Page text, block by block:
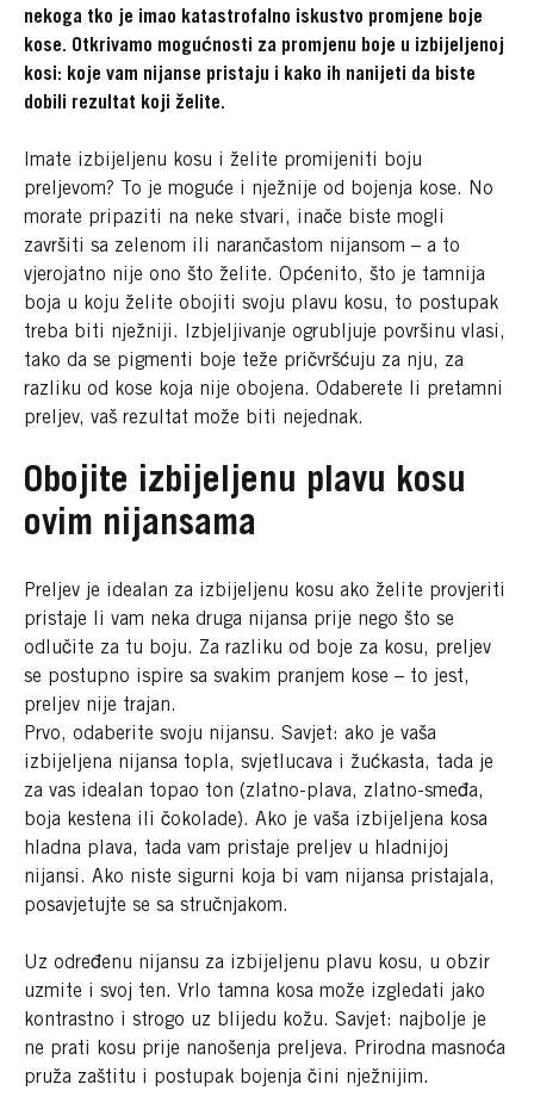
nekoga tko je imao katastrofalno iskustvo promjene boje
kose. Otkrivamo mogućnosti za promjenu boje u izbijeljenoj
kosi: koje vam nijanse pristaju i kako ih nanijeti da biste
dobili rezultat koji želite.
Imate izbijeljenu kosu i želite promijeniti boju
preljevom? To je moguće i nježnije od bojenja kose. No
morate pripaziti na neke stvari, inače biste mogli
završiti sa zelenom ili narančastom nijansom – a to
vjerojatno nije ono što želite. Općenito, što je tamnija
boja u koju želite obojiti svoju plavu kosu, to postupak
treba biti nježniji. Izbjeljivanje ogrubljuje površinu vlasi,
tako da se pigmenti boje teže pričvršćuju za nju, za
razliku od kose koja nije obojena. Odaberete li pretamni
preljev, vaš rezultat može biti nejednak.
Obojite izbijeljenu plavu kosu
ovim nijansama
Preljev je idealan za izbijeljenu kosu ako želite provjeriti
pristaje li vam neka druga nijansa prije nego što se
odlučite za tu boju. Za razliku od boje za kosu, preljev
se postupno ispire sa svakim pranjem kose – to jest,
preljev nije trajan.
Prvo, odaberite svoju nijansu. Savjet: ako je vaša
izbijeljena nijansa topla, svjetlucava i žućkasta, tada je
za vas idealan topao ton (zlatno-plava, zlatno-smeđa,
boja kestena ili čokolade). Ako je vaša izbijeljena kosa
hladna plava, tada vam pristaje preljev u hladnijoj
nijansi. Ako niste sigurni koja bi vam nijansa pristajala,
posavjetujte se sa stručnjakom.
Uz određenu nijansu za izbijeljenu plavu kosu, u obzir
uzmite i svoj ten. Vrlo tamna kosa može izgledati jako
kontrastno i strogo uz blijedu kožu. Savjet: najbolje je
ne prati kosu prije nanošenja preljeva. Prirodna masnoća
pruža zaštitu i postupak bojenja čini nježnijim.